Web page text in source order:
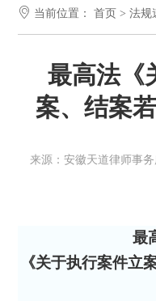
 当前位置：首页 >法规
最高法《
案、结案
来源：安徽天道律师事
最
《关于执行案件立